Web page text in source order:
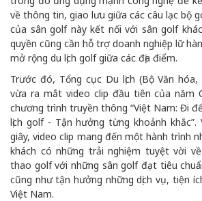
về thông tin, giao lưu giữa các câu lạc bộ
của sân golf này kết nối với sân golf
quyền cũng cần hỗ trợ doanh nghiệp lữ
mở rộng du lịch golf giữa các địa điểm.
Trước đó, Tổng cục Du lịch (Bộ Văn
vừa ra mắt video clip đầu tiên của năm
chương trình truyền thông “Việt Nam: Đi
lịch golf - Tận hưởng từng khoảnh
giây, video clip mang đến một hành trình
khách có những trải nghiệm tuyệt vời
thao golf với những sân golf đạt tiêu
cũng như tận hưởng những dịch vụ, tiện
Việt Nam.